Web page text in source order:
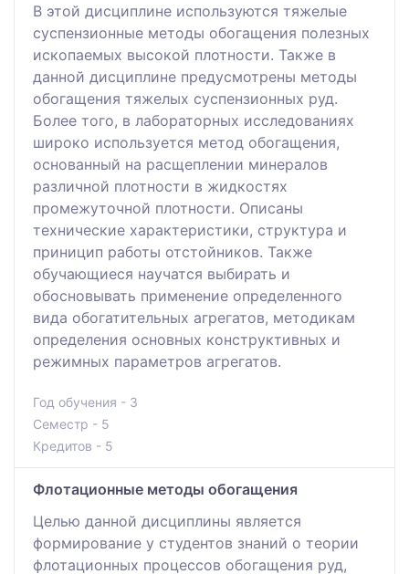
В этой дисциплине используются тяжелые
суспензионные методы обогащения полезных
ископаемых высокой плотности. Также в
данной дисциплине предусмотрены методы
обогащения тяжелых суспензионных руд.
Более того, в лабораторных исследованиях
широко используется метод обогащения,
основанный на расщеплении минералов
различной плотности в жидкостях
промежуточной плотности. Описаны
технические характеристики, структура и
приницип работы отстойников. Также
обучающиеся научатся выбирать и
обосновывать применение определенного
вида обогатительных агрегатов, методикам
определения основных конструктивных и
режимных параметров агрегатов.
Год обучения - 3
Семестр - 5
Кредитов - 5
Флотационные методы обогащения
Целью данной дисциплины является
формирование у студентов знаний о теории
флотационных процессов обогащения руд,